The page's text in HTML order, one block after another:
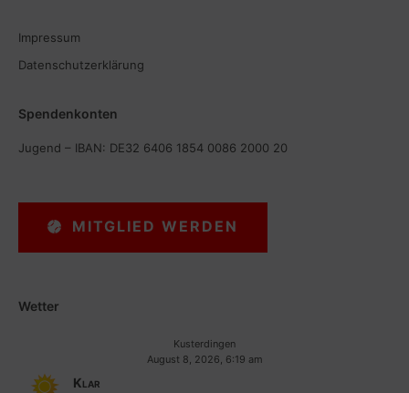
Impressum
Datenschutzerklärung
Spendenkonten
Jugend – IBAN: DE32 6406 1854 0086 2000 20
MITGLIED WERDEN
Wetter
Kusterdingen
August 8, 2026, 6:19 am
Klar